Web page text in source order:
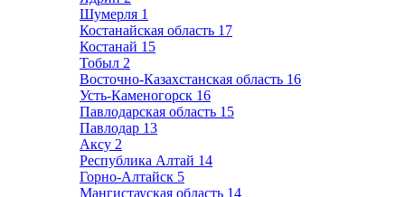
Шумерля 1
Костанайская область 17
Костанай 15
Тобыл 2
Восточно-Казахстанская область 16
Усть-Каменогорск 16
Павлодарская область 15
Павлодар 13
Аксу 2
Республика Алтай 14
Горно-Алтайск 5
Мангистауская область 14